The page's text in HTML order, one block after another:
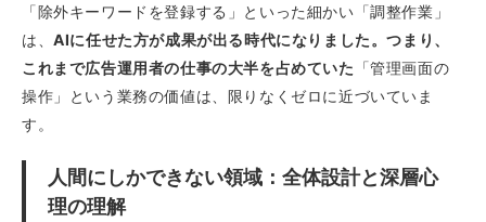
「除外キーワードを登録する」といった細かい「調整作業」
は、AIに任せた方が成果が出る時代になりました。つまり、
これまで広告運用者の仕事の大半を占めていた 「管理画面の
操作」という業務の価値は、限りなくゼロに近づいていま
す。
人間にしかできない領域：全体設計と深層心
理の理解